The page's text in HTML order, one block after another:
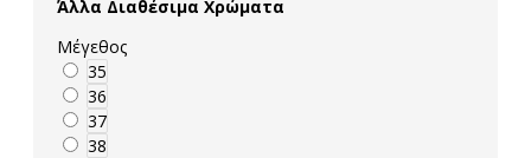
Άλλα Διαθέσιμα Χρώματα
Μέγεθος
35
36
37
38